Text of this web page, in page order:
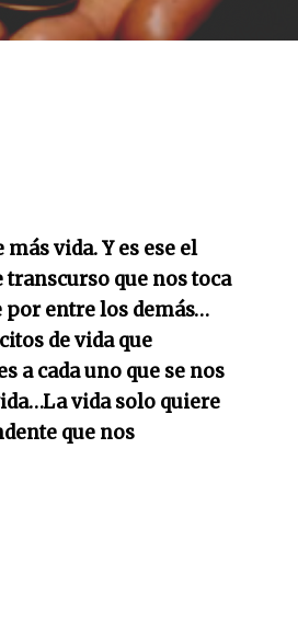
vida. Y es ese el
transcurso que nos toca
por entre los demás…
de vida que
a cada uno que se nos
vida solo quiere
que nos